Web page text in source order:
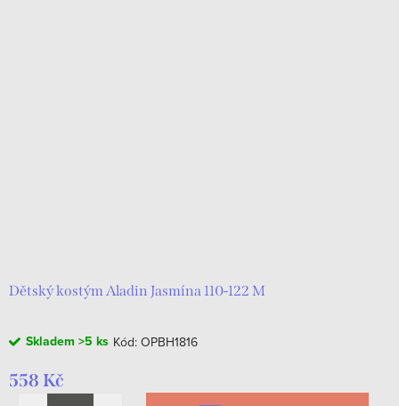
Dětský kostým Aladin Jasmína 110-122 M
Skladem >5 ks Kód: OPBH1816
558 Kč